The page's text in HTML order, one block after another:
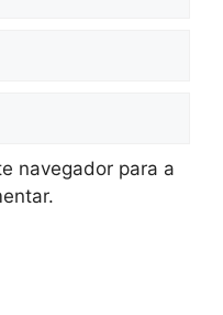
navegador para a